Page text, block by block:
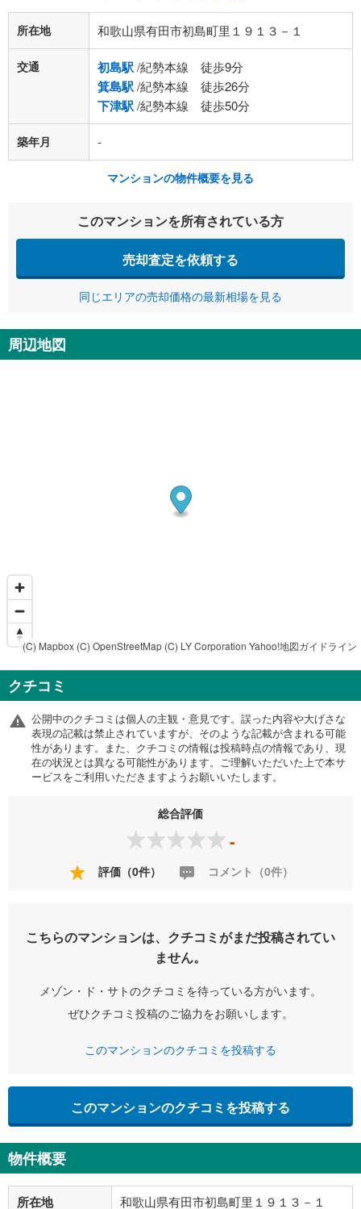
所在地 和歌山県有田市初島町里１９１３－１
交通 初島駅/紀勢本線 徒歩9分
箕島駅/紀勢本線 徒歩26分
下津駅/紀勢本線 徒歩50分
築年月 -
マンションの物件概要を見る
このマンションを所有されている方
売却査定を依頼する
同じエリアの売却価格の最新相場を見る
周辺地図
(C) Mapbox (C) OpenStreetMap (C) LY Corporation Yahoo!地図ガイドライン
クチコミ
公開中のクチコミは個人の主観・意見です。誤った内容や大げさな
表現の記載は禁止されていますが、そのような記載が含まれる可能
性があります。また、クチコミの情報は投稿時点の情報であり、現
在の状況とは異なる可能性があります。ご理解いただいた上で本サ
ービスをご利用いただきますようお願いいたします。
総合評価
-
評価（0件） コメント（0件）
こちらのマンションは、クチコミがまだ投稿されてい
ません。
メゾン・ド・サトのクチコミを待っている方がいます。
ぜひクチコミ投稿のご協力をお願いします。
このマンションのクチコミを投稿する
このマンションのクチコミを投稿する
物件概要
所在地 和歌山県有田市初島町里１９１３－１